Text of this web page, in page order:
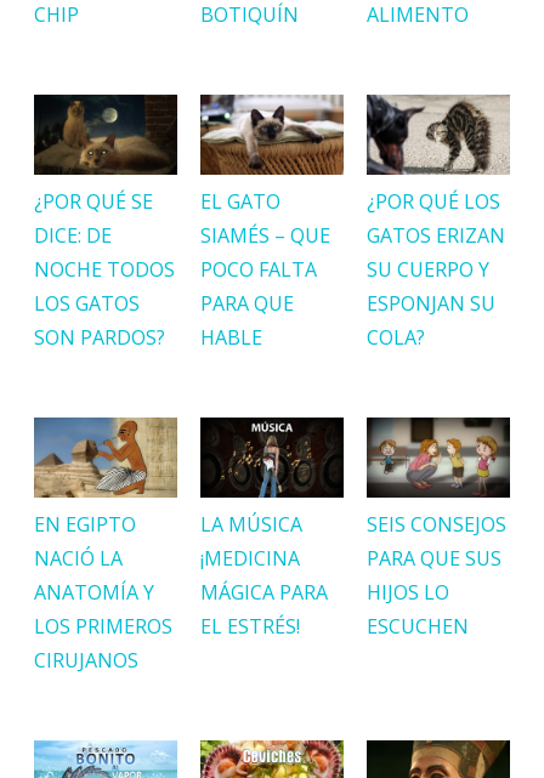
CHIP
BOTIQUÍN
ALIMENTO
¿POR QUÉ SE
DICE: DE
NOCHE TODOS
LOS GATOS
SON PARDOS?
EL GATO
SIAMÉS – QUE
POCO FALTA
PARA QUE
HABLE
¿POR QUÉ LOS
GATOS ERIZAN
SU CUERPO Y
ESPONJAN SU
COLA?
EN EGIPTO
NACIÓ LA
ANATOMÍA Y
LOS PRIMEROS
CIRUJANOS
LA MÚSICA
¡MEDICINA
MÁGICA PARA
EL ESTRÉS!
SEIS CONSEJOS
PARA QUE SUS
HIJOS LO
ESCUCHEN